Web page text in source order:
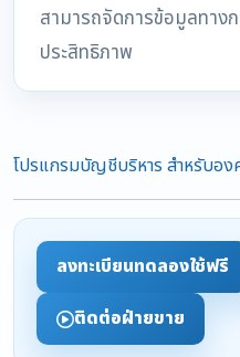
สามารถจัดการข้อมูลทาง
ประสิทธิภาพ
โปรแกรมบัญชีบริหาร สำหรับอ
ลงทะเบียนทดลองใช้ฟรี
ติดต่อฝ่ายขาย